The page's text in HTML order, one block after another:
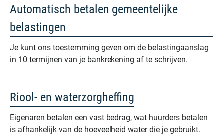
Automatisch betalen gemeentelijke
belastingen
Je kunt ons toestemming geven om de belastingaanslag
in 10 termijnen van je bankrekening af te schrijven.
Riool- en waterzorgheffing
Eigenaren betalen een vast bedrag, wat huurders betalen
is afhankelijk van de hoeveelheid water die je gebruikt.